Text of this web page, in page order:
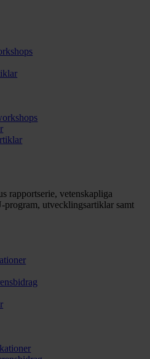
rapportserie, vetenskapliga
program, utvecklingsartiklar samt